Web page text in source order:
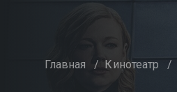
Главная / Кинотеатр /